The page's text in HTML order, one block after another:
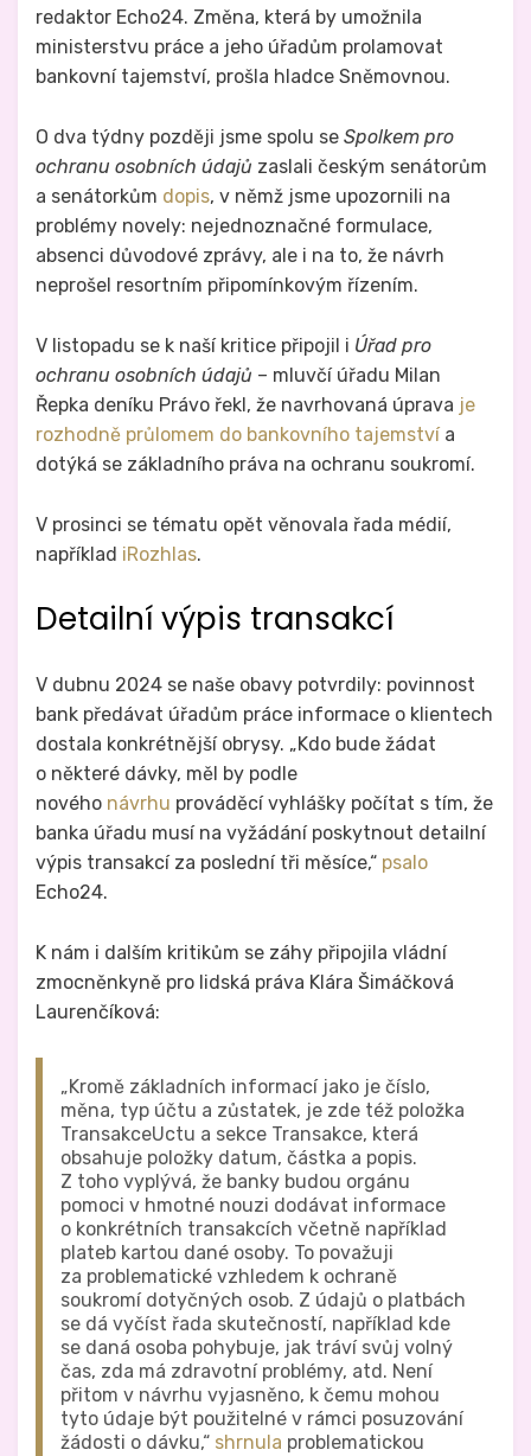
redaktor Echo24. Změna, která by umožnila
ministerstvu práce a jeho úřadům prolamovat
bankovní tajemství, prošla hladce Sněmovnou.
O dva týdny později jsme spolu se Spolkem pro
ochranu osobních údajů zaslali českým senátorům
a senátorkům dopis, v němž jsme upozornili na
problémy novely: nejednoznačné formulace,
absenci důvodové zprávy, ale i na to, že návrh
neprošel resortním připomínkovým řízením.
V listopadu se k naší kritice připojil i Úřad pro
ochranu osobních údajů – mluvčí úřadu Milan
Řepka deníku Právo řekl, že navrhovaná úprava je
rozhodně průlomem do bankovního tajemstvía
dotýká se základního práva na ochranu soukromí.
V prosinci se tématu opět věnovala řada médií,
například iRozhlas.
Detailní výpis transakcí
V dubnu 2024 se naše obavy potvrdily: povinnost
bank předávat úřadům práce informace o klientech
dostala konkrétnější obrysy. „Kdo bude žádat
o některé dávky, měl by podle
nového návrhu prováděcí vyhlášky počítat s tím, že
banka úřadu musí na vyžádání poskytnout detailní
výpis transakcí za poslední tři měsíce,“ psalo
Echo24.
K nám i dalším kritikům se záhy připojila vládní
zmocněnkyně pro lidská práva Klára Šimáčková
Laurenčíková:
„Kromě základních informací jako je číslo,
měna, typ účtu a zůstatek, je zde též položka
TransakceUctu a sekce Transakce, která
obsahuje položky datum, částka a popis.
Z toho vyplývá, že banky budou orgánu
pomoci v hmotné nouzi dodávat informace
o konkrétních transakcích včetně například
plateb kartou dané osoby. To považuji
za problematické vzhledem k ochraně
soukromí dotyčných osob. Z údajů o platbách
se dá vyčíst řada skutečností, například kde
se daná osoba pohybuje, jak tráví svůj volný
čas, zda má zdravotní problémy, atd. Není
přitom v návrhu vyjasněno, k čemu mohou
tyto údaje být použitelné v rámci posuzování
žádosti o dávku,“ shrnula problematickou